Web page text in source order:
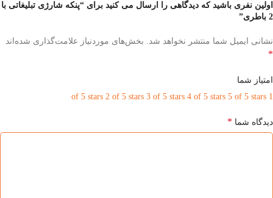
اولین نفری باشید که دیدگاهی را ارسال می کنید برای “پنکه شارژی تبلیغاتی با
2 باطری”
نشانی ایمیل شما منتشر نخواهد شد. بخش‌های موردنیاز علامت‌گذاری شده‌اند
*
امتیاز شما
1 of 5 stars
2 of 5 stars 3 of 5 stars 4 of 5 stars 5 of 5 stars
دیدگاه شما *